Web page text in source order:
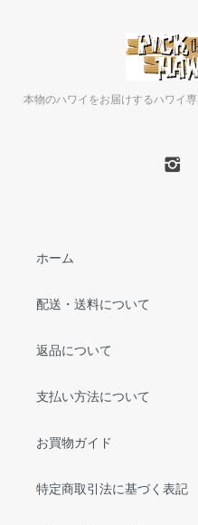
本物のハワイをお届けするハワイ
ホーム
配送・送料について
返品について
支払い方法について
お買物ガイド
特定商取引法に基づく表記